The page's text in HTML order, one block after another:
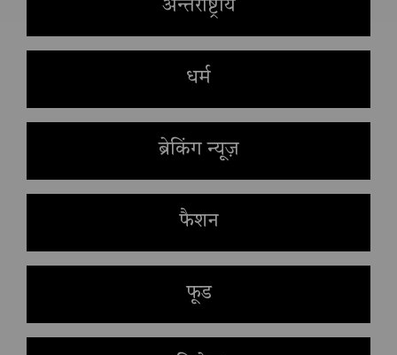
अन्तर्राष्ट्रीय
धर्म
ब्रेकिंग न्यूज़
फैशन
फूड